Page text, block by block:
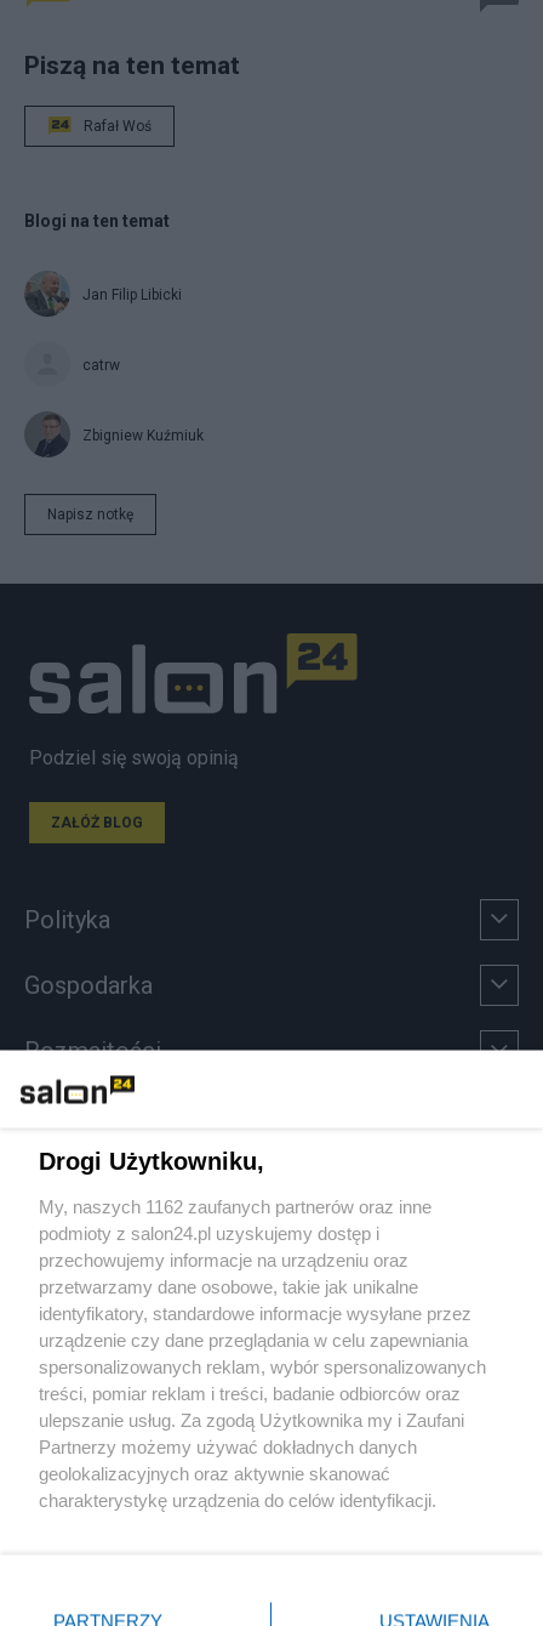
Piszą na ten temat
Rafał Woś
Blogi na ten temat
Jan Filip Libicki
catrw
Zbigniew Kuźmiuk
Napisz notkę
Podziel się swoją opinią
ZAŁÓŻ BLOG
Polityka
Gospodarka
Rozmaitości
Sport
Społeczeństwo
Kultura
X Facebook Instagram Youtube
Drogi Użytkowniku,
My, naszych 1162 zaufanych partnerów oraz inne
podmioty z salon24.pl uzyskujemy dostęp i
przechowujemy informacje na urządzeniu oraz
przetwarzamy dane osobowe, takie jak unikalne
identyfikatory, standardowe informacje wysyłane przez
urządzenie czy dane przeglądania w celu zapewniania
spersonalizowanych reklam, wybór spersonalizowanych
treści, pomiar reklam i treści, badanie odbiorców oraz
ulepszanie usług. Za zgodą Użytkownika my i Zaufani
Partnerzy możemy używać dokładnych danych
geolokalizacyjnych oraz aktywnie skanować
charakterystykę urządzenia do celów identyfikacji.
zmienić/wycofać klikając przycisk ustawień prywatności
PARTNERZY USTAWIENIA